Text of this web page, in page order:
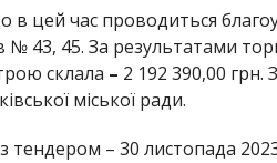
цей час проводиться
№ 43, 45. За результатами
склала – 2 192 390,00 грн.
міської ради.
тендером – 30 листопада